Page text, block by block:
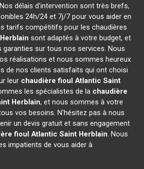
délais d'intervention sont très brefs,
24h/24 et 7j/7 pour vous aider en
tarifs compétitifs pour les chaudières
sont adaptés à votre budget, et
sur tous nos services. Nous
réalisations et nous sommes heureux
de nos clients satisfaits qui ont choisi
leur chaudière fioul Atlantic Saint
les spécialistes de la chaudière
Herblain, et nous sommes à votre
vos besoins. N'hésitez pas à nous
un devis gratuit et sans engagement
fioul Atlantic Saint Herblain. Nous
impatients de vous aider à